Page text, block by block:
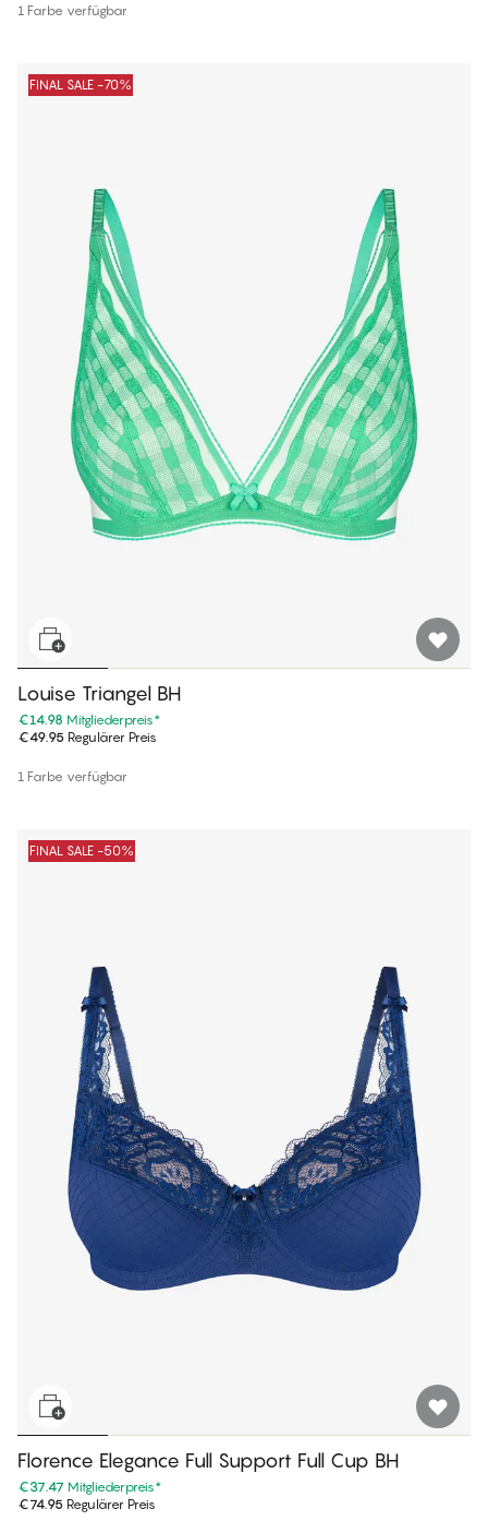
1 Farbe verfügbar
FINAL SALE -70%
Louise Triangel BH
€14.98 Mitgliederpreis*
€49.95 Regulärer Preis
1 Farbe verfügbar
FINAL SALE -50%
Florence Elegance Full Support Full Cup BH
€37.47 Mitgliederpreis*
€74.95 Regulärer Preis